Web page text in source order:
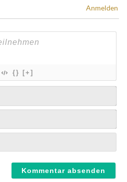
Anmelden
{} [+]